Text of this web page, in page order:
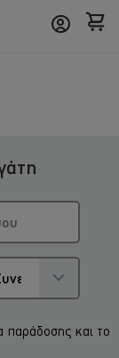
παράδοσης και το